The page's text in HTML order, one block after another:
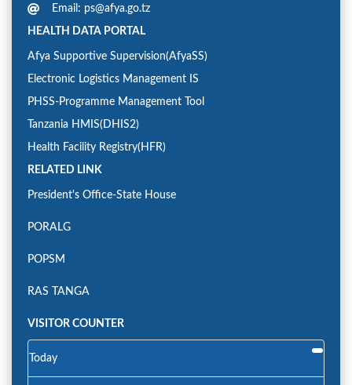
Email: ps@afya.go.tz
HEALTH DATA PORTAL
Afya Supportive Supervision(AfyaSS)
Electronic Logistics Management IS
PHSS-Programme Management Tool
Tanzania HMIS(DHIS2)
Health Facility Registry(HFR)
RELATED LINK
President's Office-State House
PORALG
POPSM
RAS TANGA
VISITOR COUNTER
Today